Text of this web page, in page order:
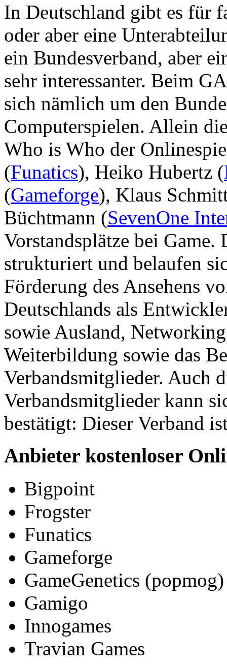
In Deutschland gibt es für
oder aber eine
ein Bundesverband, aber
sehr interessanter. Beim
sich nämlich um den
Computerspielen. Allein
Who is Who der
(Funatics), Heiko Hubertz (
(Gameforge), Klaus
Büchtmann (SevenOne
Vorstandsplätze bei
strukturiert und belaufen
Förderung des Ansehens
Deutschlands als
sowie Ausland,
Weiterbildung sowie das
Verbandsmitglieder. Auch
Verbandsmitglieder kann
bestätigt: Dieser Verband
Anbieter kostenloser
Bigpoint
Frogster
Funatics
Gameforge
GameGenetics (popmog)
Gamigo
Innogames
Travian Games